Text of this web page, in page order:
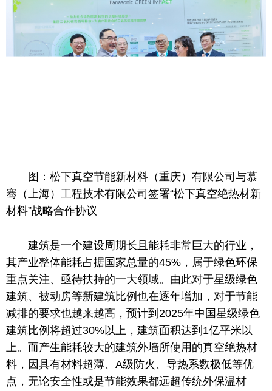
图：松下真空节能新材料（重庆）有限公司与慕
骞（上海）工程技术有限公司签署“松下真空绝热材新
材料”战略合作协议
建筑是一个建设周期长且能耗非常巨大的行业，
其产业整体能耗占据国家总量的45%，属于绿色环保
重点关注、亟待扶持的一大领域。由此对于星级绿色
建筑、被动房等新建筑比例也在逐年增加，对于节能
减排的要求也越来越高，预计到2025年中国星级绿色
建筑比例将超过30%以上，建筑面积达到1亿平米以
上。而产生能耗较大的建筑外墙所使用的真空绝热材
料，因具有材料超薄、A级防火、导热系数极低等优
点，无论安全性或是节能效果都远超传统外保温材